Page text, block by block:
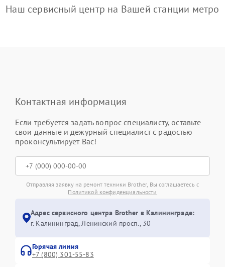
Наш сервисный центр на Вашей станции метро
Контактная информация
Если требуется задать вопрос специалисту, оставьте
свои данные и дежурный специалист с радостью
проконсультирует Вас!
Отправляя заявку на ремонт техники Brother, Вы соглашаетесь с
Политикой конфиденциальности
Адрес сервисного центра Brother в Калининграде:
г. Калининград, Ленинский просп., 30
Горячая линия
+7 (800) 301-55-83